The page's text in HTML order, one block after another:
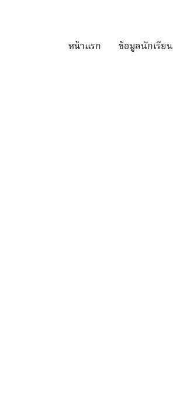
หน้าแรก ข้อมูลนักเรียน